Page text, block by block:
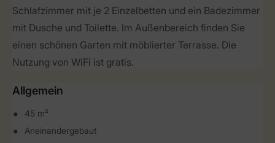
Schlafzimmer mit je 2 Einzelbetten und ein Badezimmer
mit Dusche und Toilette. Im Außenbereich finden Sie
einen schönen Garten mit möblierter Terrasse. Die
Nutzung von WiFi ist gratis.
Allgemein
45 m²
Aneinandergebaut